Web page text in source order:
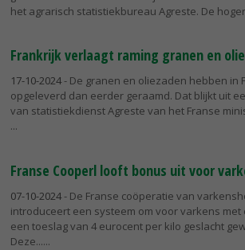
het agrarisch statistiekbureau Agreste. De
Frankrijk verlaagt raming granen en
17-10-2024- De granen en oliezaden hebben in
opgeleverd dan eerder geraamd. Dat blijkt uit
van statistiekdienst Agreste van het Franse
Franse Cooperl looft bonus uit voor
07-10-2024- De Franse coöperatie van
introduceert een systeem om voor varkens
een toeslag van 4 eurocent per kilo geslacht
Deze...